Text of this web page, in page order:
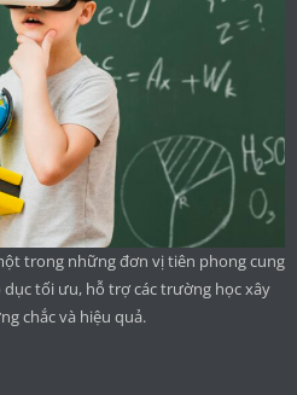
trong những đơn vị tiên phong cung
dục tối ưu, hỗ trợ các trường học xây
chắc và hiệu quả.